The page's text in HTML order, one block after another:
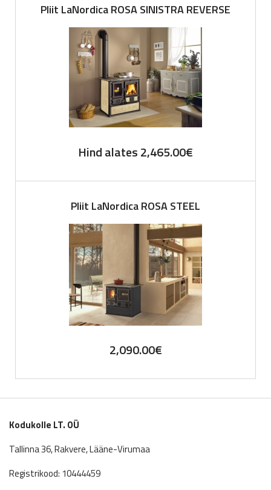
1,146.00€.802.20€.
Pliit LaNordica ROSA SINISTRA REVERSE
Hind alates2,465.00€
Pliit LaNordica ROSA STEEL
2,090.00€
Kodukolle LT. OÜ
Tallinna 36, Rakvere, Lääne-Virumaa
Registrikood: 10444459